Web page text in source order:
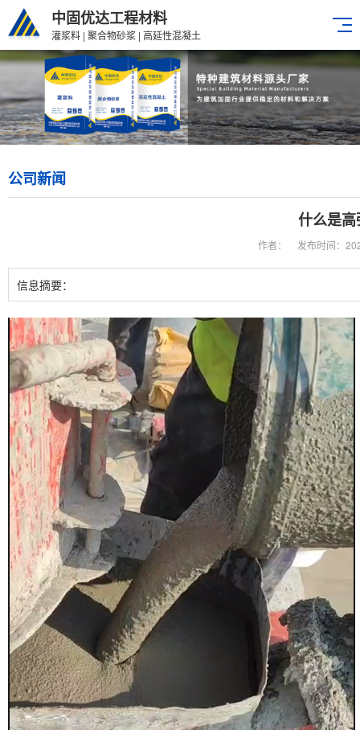
中固优达工程材料
灌浆料 | 聚合物砂浆 | 高延性混凝土
公司新闻
什么是
作者： 发布时间：
信息摘要：